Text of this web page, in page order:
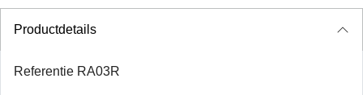
Productdetails
Referentie RA03R